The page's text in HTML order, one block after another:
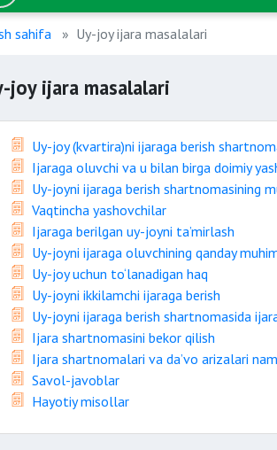
sahifa Uy-joy ijara masalalari
joy ijara masalalari
Uy-joy (kvartira)ni ijaraga berish
Ijaraga oluvchi va u bilan birga doimiy
Uy-joyni ijaraga berish shartnomasining
Vaqtincha yashovchilar
Ijaraga berilgan uy-joyni ta’mirlash
Uy-joyni ijaraga oluvchining qanday
Uy-joy uchun to‘lanadigan haq
Uy-joyni ikkilamchi ijaraga berish
Uy-joyni ijaraga berish shartnomasida
Ijara shartnomasini bekor qilish
Ijara shartnomalari va da’vo arizalari
Savol-javoblar
Hayotiy misollar